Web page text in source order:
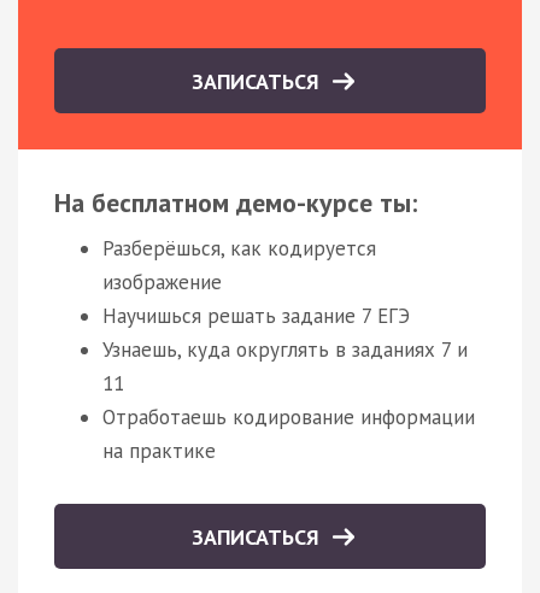
ЗАПИСАТЬСЯ
На бесплатном демо-курсе ты:
Разберёшься, как кодируется
изображение
Научишься решать задание 7 ЕГЭ
Узнаешь, куда округлять в заданиях 7 и
11
Отработаешь кодирование информации
на практике
ЗАПИСАТЬСЯ